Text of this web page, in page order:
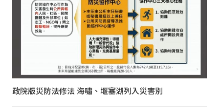
政院版災防法修法 海嘯、堰塞湖列入災害別